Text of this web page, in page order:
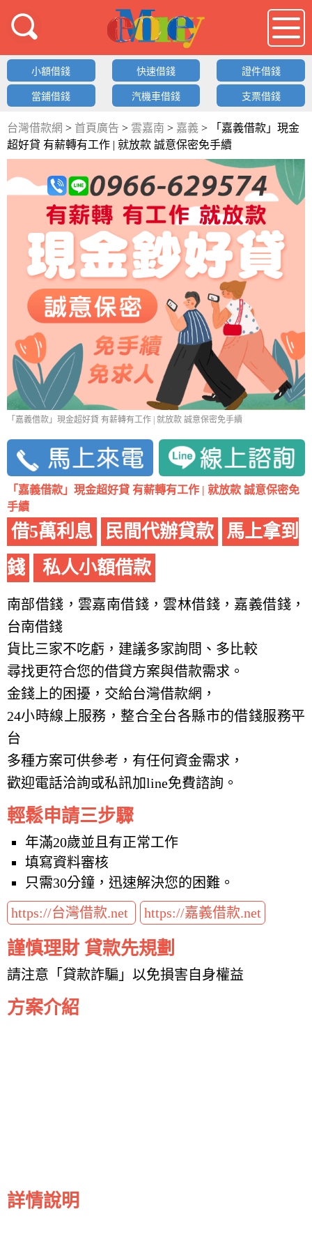
借錢LOGO
小額借錢 快速借錢 證件借錢
當鋪借錢 汽機車借錢 支票借錢
台灣借款網 > 首頁廣告 > 雲嘉南 > 嘉義 >
「嘉義借款」現金
超好貸 有薪轉有工作 | 就放款 誠意保密免手續
「嘉義借款」現金超好貸 有薪轉有工作 | 就放款 誠意保密免手續
「嘉義借款」現金超好貸 有薪轉有工作 | 就放款 誠意保密免
手續
借5萬利息 民間代辦貸款
馬上拿到
錢
私人小額借款
南部借錢，雲嘉南借錢，雲林借錢，嘉義借錢，
台南借錢
貨比三家不吃虧，建議多家詢問、多比較
尋找更符合您的借貸方案與借款需求。
金錢上的困擾，交給台灣借款網，
24小時線上服務，整合全台各縣市的借錢服務平
台
多種方案可供參考，有任何資金需求，
歡迎電話洽詢或私訊加line免費諮詢。
輕鬆申請三步驟
年滿20歲並且有正常工作
填寫資料審核
只需30分鐘，迅速解決您的困難。
https://台灣借款.net
https://嘉義借款.net
謹慎理財 貸款先規劃
請注意「貸款詐騙」以免損害自身權益
方案介紹
詳情說明